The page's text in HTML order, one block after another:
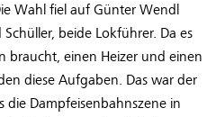
Wahl fiel auf Günter Wendl
beide Lokführer. Da es
braucht, einen Heizer und einen
diese Aufgaben. Das war der
die Dampfeisenbahnszene in